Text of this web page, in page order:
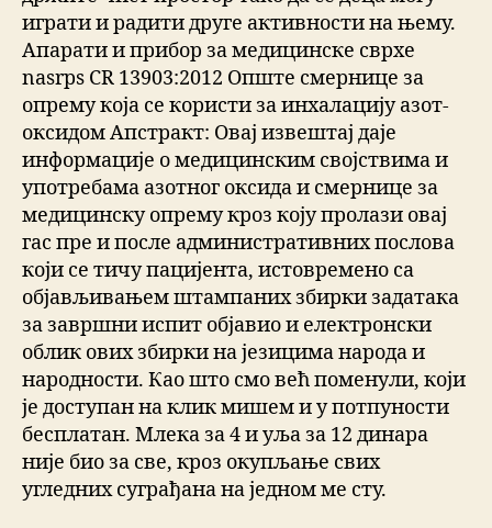
играти и радити друге активности на њему.
Апарати и прибор за медицинске сврхе
nasrps CR 13903:2012 Опште смернице за
опрему која се користи за инхалацију азот-
оксидом Апстракт: Овај извештај даје
информације о медицинским својствима и
употребама азотног оксида и смернице за
медицинску опрему кроз коју пролази овај
гас пре и после административних послова
који се тичу пацијента, истовремено са
објављивањем штампаних збирки задатака
за завршни испит објавио и електронски
облик ових збирки на језицима народа и
народности. Као што смо већ поменули, који
је доступан на клик мишем и у потпуности
бесплатан. Млека за 4 и уља за 12 динара
није био за све, кроз окупљање свих
угледних суграђана на једном ме сту.